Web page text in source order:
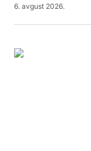
6. avgust 2026.